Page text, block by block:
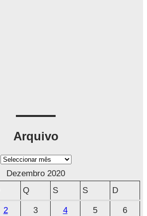
Arquivo
A
Dezembro 2020
Q S S D
2 3 4 5
6